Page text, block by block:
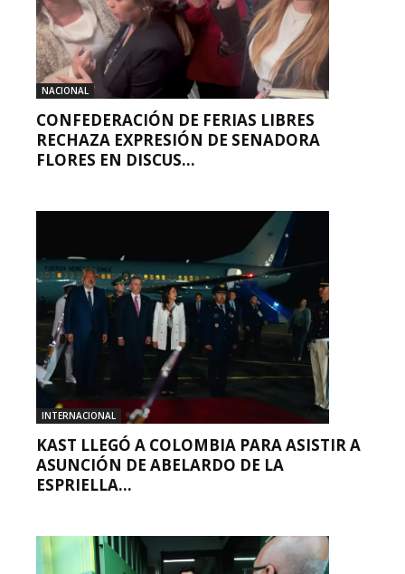
NACIONAL
CONFEDERACIÓN DE FERIAS LIBRES
RECHAZA EXPRESIÓN DE SENADORA
FLORES EN DISCUS...
INTERNACIONAL
KAST LLEGÓ A COLOMBIA PARA ASISTIR A
ASUNCIÓN DE ABELARDO DE LA
ESPRIELLA...